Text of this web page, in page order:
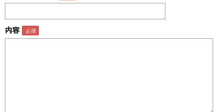
内容